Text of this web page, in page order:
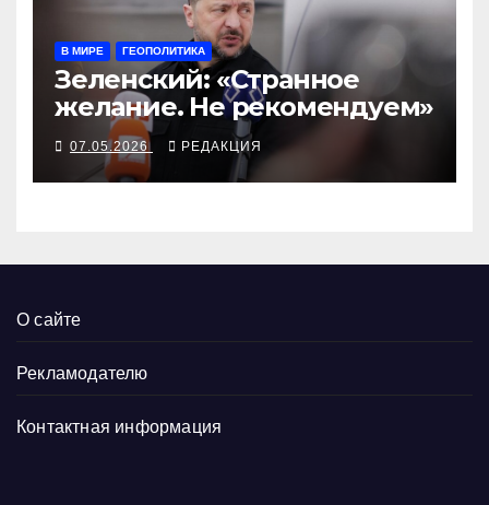
В МИРЕ ГЕОПОЛИТИКА
Зеленский: «Странное
желание. Не рекомендуем»
07.05.2026 РЕДАКЦИЯ
О сайте
Рекламодателю
Контактная информация